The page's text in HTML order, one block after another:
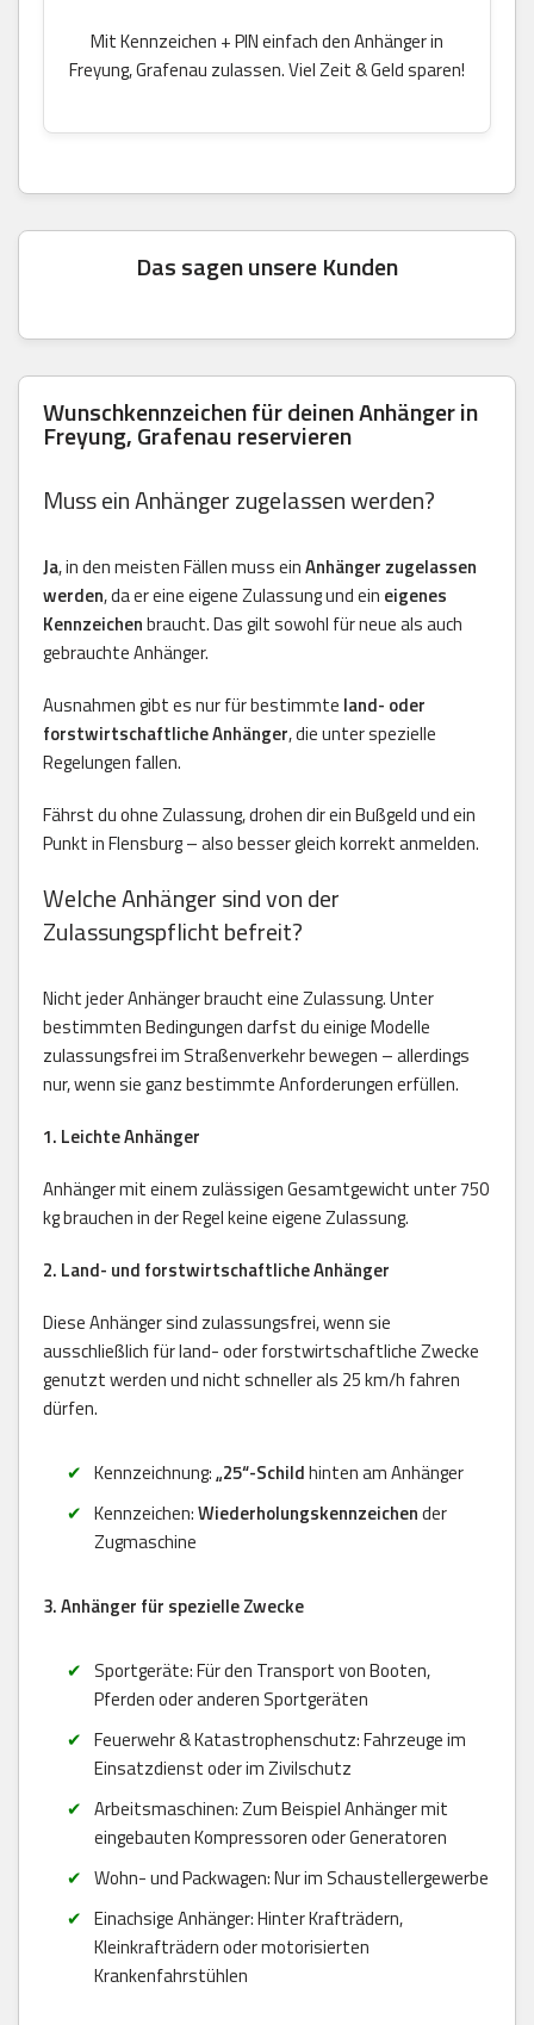
Mit Kennzeichen + PIN einfach den Anhänger in
Freyung, Grafenau zulassen. Viel Zeit & Geld sparen!
Das sagen unsere Kunden
Wunschkennzeichen für deinen Anhänger in
Freyung, Grafenau reservieren
Muss ein Anhänger zugelassen werden?
Ja, in den meisten Fällen muss einAnhänger zugelassen
werden, da er eine eigene Zulassung und ein eigenes
Kennzeichenbraucht. Das gilt sowohl für neue als auch
gebrauchte Anhänger.
Ausnahmen gibt es nur für bestimmte land- oder
forstwirtschaftliche Anhänger, die unter spezielle
Regelungen fallen.
Fährst du ohne Zulassung, drohen dir ein Bußgeld und ein
Punkt in Flensburg – also besser gleich korrekt anmelden.
Welche Anhänger sind von der
Zulassungspflicht befreit?
Nicht jeder Anhänger braucht eine Zulassung. Unter
bestimmten Bedingungen darfst du einige Modelle
zulassungsfrei im Straßenverkehr bewegen – allerdings
nur, wenn sie ganz bestimmte Anforderungen erfüllen.
1. Leichte Anhänger
Anhänger mit einem zulässigen Gesamtgewicht unter 750
kg brauchen in der Regel keine eigene Zulassung.
2. Land- und forstwirtschaftliche Anhänger
Diese Anhänger sind zulassungsfrei, wenn sie
ausschließlich für land- oder forstwirtschaftliche Zwecke
genutzt werden und nicht schneller als 25 km/h fahren
dürfen.
Kennzeichnung:„25“-Schildhinten am Anhänger
Kennzeichen:Wiederholungskennzeichender
Zugmaschine
3. Anhänger für spezielle Zwecke
Sportgeräte: Für den Transport von Booten,
Pferden oder anderen Sportgeräten
Feuerwehr & Katastrophenschutz: Fahrzeuge im
Einsatzdienst oder im Zivilschutz
Arbeitsmaschinen: Zum Beispiel Anhänger mit
eingebauten Kompressoren oder Generatoren
Wohn- und Packwagen: Nur im Schaustellergewerbe
Einachsige Anhänger: Hinter Krafträdern,
Kleinkrafträdern oder motorisierten
Krankenfahrstühlen